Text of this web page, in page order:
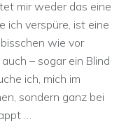
mir weder das eine
ich verspüre, ist eine
wie vor
– sogar ein Blind
ich, mich im
sondern ganz bei
…